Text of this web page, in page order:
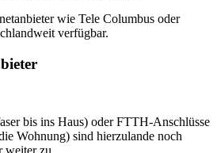
wie Tele Columbus oder
verfügbar.
bis ins Haus) oder FTTH-Anschlüsse
Wohnung) sind hierzulande noch
weiter zu.